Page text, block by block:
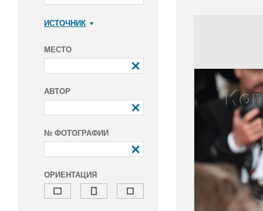
ИСТОЧНИК
МЕСТО
АВТОР
№ ФОТОГРАФИИ
ОРИЕНТАЦИЯ